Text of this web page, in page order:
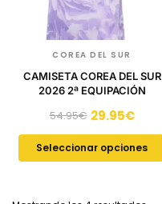
COREA DEL SUR
CAMISETA COREA DEL SUR
2026 2ª EQUIPACIÓN
54.95€ 29.95€
Seleccionar opciones